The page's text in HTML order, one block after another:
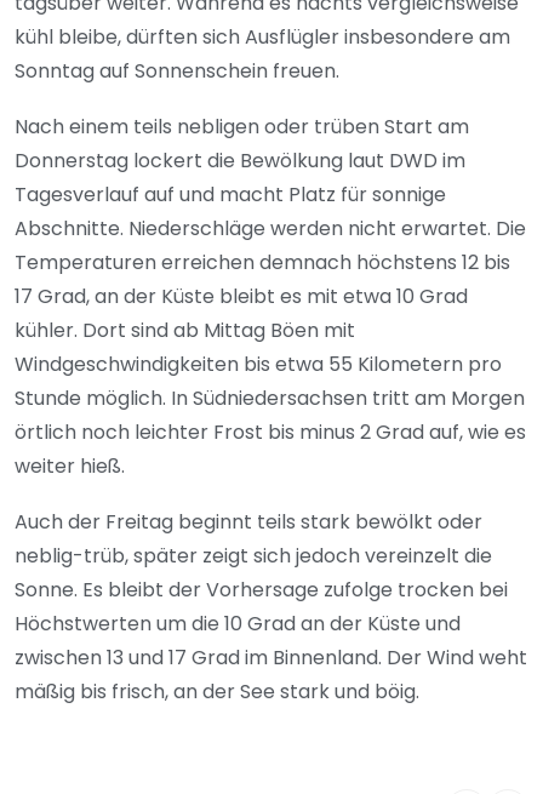
kühl bleibe, dürften sich Ausflügler insbesondere am
Sonntag auf Sonnenschein freuen.
Nach einem teils nebligen oder trüben Start am
Donnerstag lockert die Bewölkung laut DWD im
Tagesverlauf auf und macht Platz für sonnige
Abschnitte. Niederschläge werden nicht erwartet. Die
Temperaturen erreichen demnach höchstens 12 bis
17 Grad, an der Küste bleibt es mit etwa 10 Grad
kühler. Dort sind ab Mittag Böen mit
Windgeschwindigkeiten bis etwa 55 Kilometern pro
Stunde möglich. In Südniedersachsen tritt am Morgen
örtlich noch leichter Frost bis minus 2 Grad auf, wie es
weiter hieß.
Auch der Freitag beginnt teils stark bewölkt oder
neblig-trüb, später zeigt sich jedoch vereinzelt die
Sonne. Es bleibt der Vorhersage zufolge trocken bei
Höchstwerten um die 10 Grad an der Küste und
zwischen 13 und 17 Grad im Binnenland. Der Wind weht
mäßig bis frisch, an der See stark und böig.